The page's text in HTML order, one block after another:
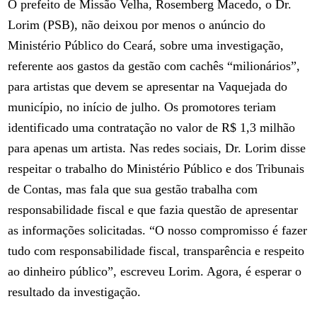
O prefeito de Missão Velha, Rosemberg Macedo, o Dr.
Lorim (PSB), não deixou por menos o anúncio do
Ministério Público do Ceará, sobre uma investigação,
referente aos gastos da gestão com cachês “milionários”,
para artistas que devem se apresentar na Vaquejada do
município, no início de julho. Os promotores teriam
identificado uma contratação no valor de R$ 1,3 milhão
para apenas um artista. Nas redes sociais, Dr. Lorim disse
respeitar o trabalho do Ministério Público e dos Tribunais
de Contas, mas fala que sua gestão trabalha com
responsabilidade fiscal e que fazia questão de apresentar
as informações solicitadas. “O nosso compromisso é fazer
tudo com responsabilidade fiscal, transparência e respeito
ao dinheiro público”, escreveu Lorim. Agora, é esperar o
resultado da investigação.